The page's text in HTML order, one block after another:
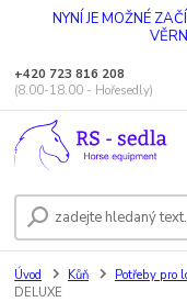
NYNÍ JE MOŽNÉ
+420 723 816 208
(8.00-18.00 - Hořesedly)
Úvod Kůň Potřeby pro
DELUXE